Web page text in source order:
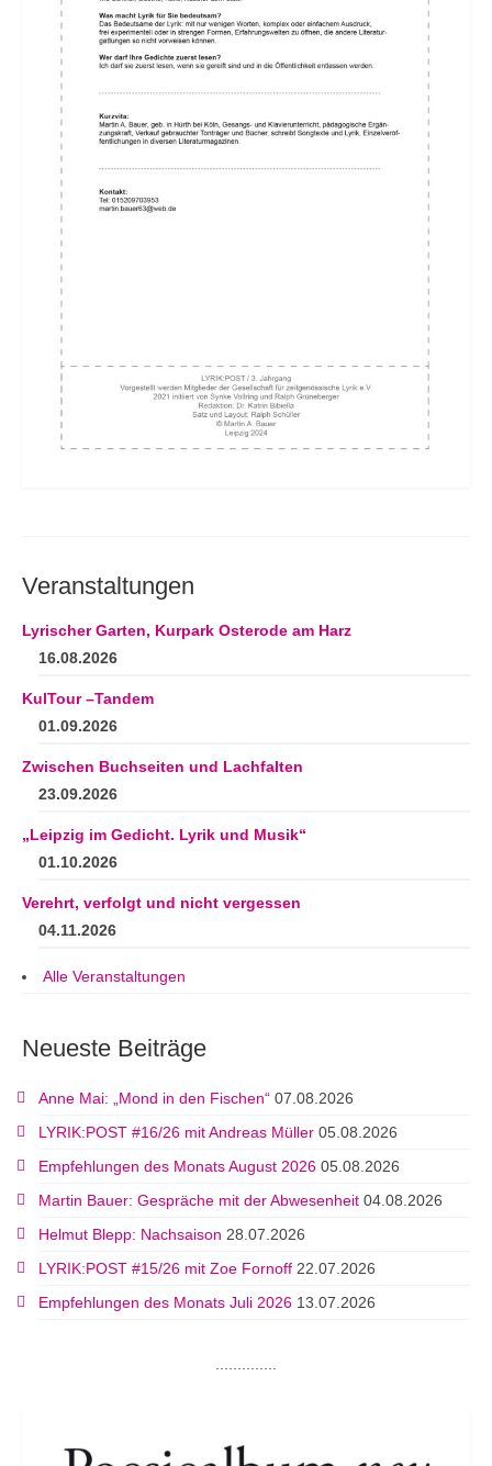
Veranstaltungen
Lyrischer Garten, Kurpark Osterode am Harz
16.08.2026
KulTour –Tandem
01.09.2026
Zwischen Buchseiten und Lachfalten
23.09.2026
„Leipzig im Gedicht. Lyrik und Musik“
01.10.2026
Verehrt, verfolgt und nicht vergessen
04.11.2026
Alle Veranstaltungen
Neueste Beiträge
Anne Mai: „Mond in den Fischen“ 07.08.2026
LYRIK:POST #16/26 mit Andreas Müller 05.08.2026
Empfehlungen des Monats August 2026 05.08.2026
Martin Bauer: Gespräche mit der Abwesenheit 04.08.2026
Helmut Blepp: Nachsaison 28.07.2026
LYRIK:POST #15/26 mit Zoe Fornoff 22.07.2026
Empfehlungen des Monats Juli 2026 13.07.2026